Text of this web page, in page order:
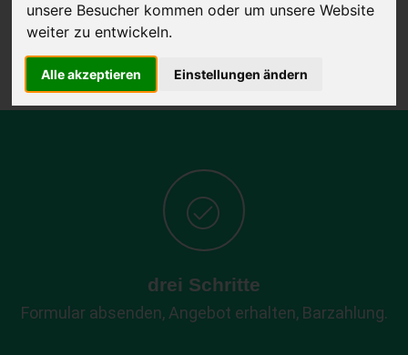
unsere Besucher kommen oder um unsere Website
weiter zu entwickeln.
Alle akzeptieren Einstellungen ändern
Abholung, auf Wunsch sofort Geld. Ihre Daten werden nicht mit Dritten
Wir garantieren 100% Sicherheit.
drei Schritte
Formular absenden, Angebot erhalten, Barzahlung.